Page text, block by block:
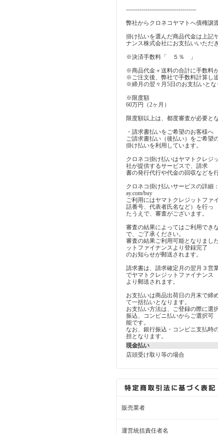
------------------------------------
弊社からクロネコヤマトへ債権譲
掛け払いを選んだ商品代金は上記
ナンス株式会社にお支払いいただ
※決済手数料「 ５％ 」
※商品代金＋送料の合計に手数料
※ご注文後、弊社で手数料計算し
※締月の翌々月5日のお支払いとな
※限度額
60万円（2ヶ月）
限度額以上は、都度審査が必要と
・請求書払いをご希望のお客様へ
ご請求書払い（後払い）をご希望
掛け払いを利用しています。
クロネコ掛け払いはヤマトクレジ
社が提供するサービスで、請求
書の発行代行や代金の回収などを
クロネコ掛け払いサービスの詳細
ay.com/buy
ご利用にはヤマトクレジットファ
話番号、代表者氏名など）を行っ
たうえで、審査がございます。
審査の結果によってはご利用でき
で、ご了承ください。
審査の結果ご利用可能となりまし
ットファイナンスより登録完了
のお知らせが郵送されます。
請求書は、請求確定月の翌月３営
でヤマトクレジットファイナンス
より郵送されます。
お支払いは商品出荷日の月末で締
て一括払いとなります。
お支払い方法は、ご登録の際に選
振込、コンビニ払いからご選択可
能です。
なお、銀行振込・コンビニ支払時
担となります。
現金払い
店頭受け取り等の場合
販売業者
運営統括責任者名